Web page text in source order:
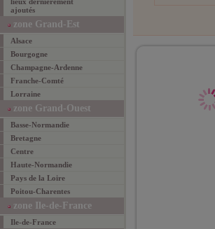
ajoutés
zone Grand-Est
Alsace
Bourgogne
Champagne-Ardenne
Franche-Comté
Lorraine
zone Grand-Ouest
Basse-Normandie
Bretagne
Centre
Haute-Normandie
Pays de la Loire
Poitou-Charentes
zone Ile-de-France
Ile-de-France